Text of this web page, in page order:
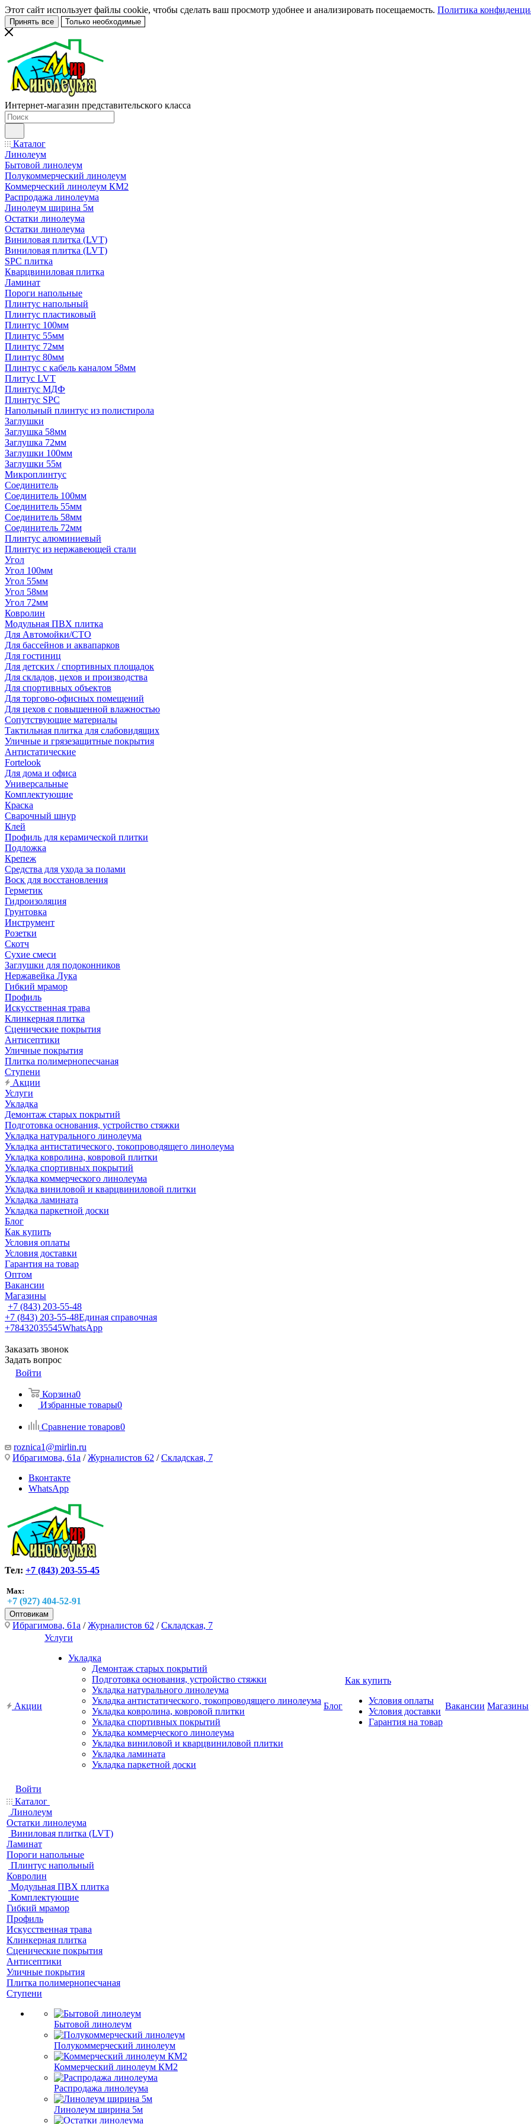
Этот сайт использует файлы cookie, чтобы сделать ваш просмотр удобнее и анализировать посещаемость. Политика
Принять все Только необходимые
Интернет-магазин представительского класса
Каталог
Линолеум
Бытовой линолеум
Полукоммерческий линолеум
Коммерческий линолеум КМ2
Распродажа линолеума
Линолеум ширина 5м
Остатки линолеума
Остатки линолеума
Виниловая плитка (LVT)
Виниловая плитка (LVT)
SPC плитка
Кварцвиниловая плитка
Ламинат
Пороги напольные
Плинтус напольный
Плинтус пластиковый
Плинтус 100мм
Плинтус 55мм
Плинтус 72мм
Плинтус 80мм
Плинтус с кабель каналом 58мм
Плитус LVT
Плинтус МДФ
Плинтус SPC
Напольный плинтус из полистирола
Заглушки
Заглушка 58мм
Заглушка 72мм
Заглушки 100мм
Заглушки 55м
Микроплинтус
Соединитель
Соединитель 100мм
Соединитель 55мм
Соединитель 58мм
Соединитель 72мм
Плинтус алюминиевый
Плинтус из нержавеющей стали
Угол
Угол 100мм
Угол 55мм
Угол 58мм
Угол 72мм
Ковролин
Модульная ПВХ плитка
Для Автомойки/СТО
Для бассейнов и аквапарков
Для гостиниц
Для детских / спортивных площадок
Для складов, цехов и производства
Для спортивных объектов
Для торгово-офисных помещений
Для цехов с повышенной влажностью
Сопутствующие материалы
Тактильная плитка для слабовидящих
Уличные и грязезащитные покрытия
Антистатические
Fortelook
Для дома и офиса
Универсальные
Комплектующие
Краска
Сварочный шнур
Клей
Профиль для керамической плитки
Подложка
Крепеж
Средства для ухода за полами
Воск для восстановления
Герметик
Гидроизоляция
Грунтовка
Инструмент
Розетки
Скотч
Сухие смеси
Заглушки для подоконников
Нержавейка Лука
Гибкий мрамор
Профиль
Искусственная трава
Клинкерная плитка
Сценические покрытия
Антисептики
Уличные покрытия
Плитка полимернопесчаная
Ступени
Акции
Услуги
Укладка
Демонтаж старых покрытий
Подготовка основания, устройство стяжки
Укладка натурального линолеума
Укладка антистатического, токопроводящего линолеума
Укладка ковролина, ковровой плитки
Укладка спортивных покрытий
Укладка коммерческого линолеума
Укладка виниловой и кварцвиниловой плитки
Укладка ламината
Укладка паркетной доски
Блог
Как купить
Условия оплаты
Условия доставки
Гарантия на товар
Оптом
Вакансии
Магазины
+7 (843) 203-55-48
+7 (843) 203-55-48Единая справочная
+78432035545WhatsApp
Заказать звонок
Задать вопрос
Войти
Корзина0
Избранные товары0
Сравнение товаров0
roznica1@mirlin.ru
Ибрагимова, 61а /Журналистов 62 /Складская, 7
Вконтакте
WhatsApp
Тел: +7 (843) 203-55-45
Max:
+7 (927) 404-52-91
Оптовикам
Ибрагимова, 61а /Журналистов 62 /Складская, 7
Акции
Услуги
Укладка
Демонтаж старых покрытий
Подготовка основания, устройство стяжки
Укладка натурального линолеума
Укладка антистатического, токопроводящего линолеума
Укладка ковролина, ковровой плитки
Укладка спортивных покрытий
Укладка коммерческого линолеума
Укладка виниловой и кварцвиниловой плитки
Укладка ламината
Укладка паркетной доски
Блог
Как купить
Условия оплаты
Условия доставки
Гарантия на товар
Вакансии Магазины
Войти
Каталог
Линолеум
Остатки линолеума
Виниловая плитка (LVT)
Ламинат
Пороги напольные
Плинтус напольный
Ковролин
Модульная ПВХ плитка
Комплектующие
Гибкий мрамор
Профиль
Искусственная трава
Клинкерная плитка
Сценические покрытия
Антисептики
Уличные покрытия
Плитка полимернопесчаная
Ступени
Бытовой линолеум
Полукоммерческий линолеум
Коммерческий линолеум КМ2
Распродажа линолеума
Линолеум ширина 5м